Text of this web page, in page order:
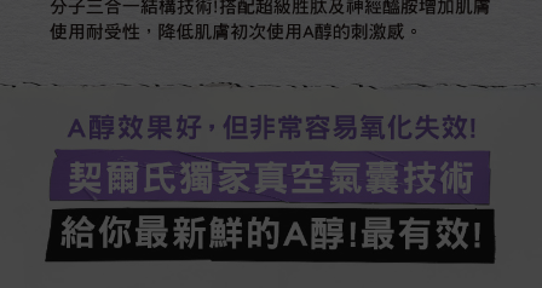
分子三合一結構技術!搭配超級胜肽及神經醯胺增加肌膚
使用耐受性，降低肌膚初次使用A醇的刺激感。
A醇效果好，但非常容易氧化失效!​​
契爾氏獨家真空氣囊技術
給你最新鮮的A醇!最有效!​​